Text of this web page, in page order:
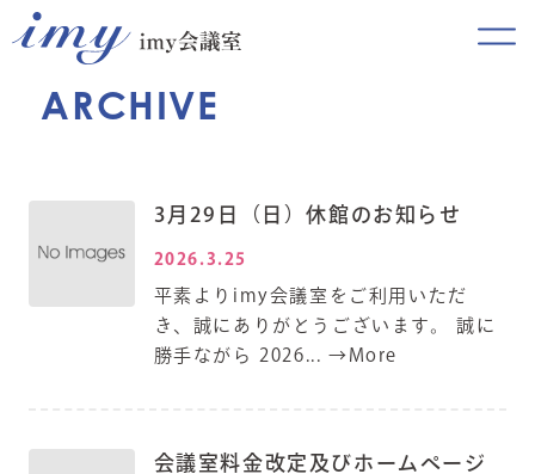
ARCHIVE
3月29日（日）休館のお知らせ
2026.3.25
平素よりimy会議室をご利用いただ
き、誠にありがとうございます。 誠に
勝手ながら 2026...→More
会議室料金改定及びホームページ